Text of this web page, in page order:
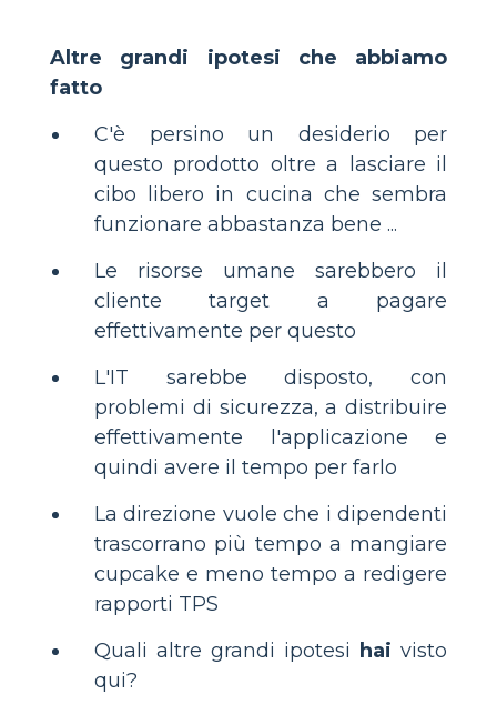
Altre grandi ipotesi che abbiamo
fatto
C'è persino un desiderio per
questo prodotto oltre a lasciare il
cibo libero in cucina che sembra
funzionare abbastanza bene ...
Le risorse umane sarebbero il
cliente target a pagare
effettivamente per questo
L'IT sarebbe disposto, con
problemi di sicurezza, a distribuire
effettivamente l'applicazione e
quindi avere il tempo per farlo
La direzione vuole che i dipendenti
trascorrano più tempo a mangiare
cupcake e meno tempo a redigere
rapporti TPS
Quali altre grandi ipotesi hai visto
qui?